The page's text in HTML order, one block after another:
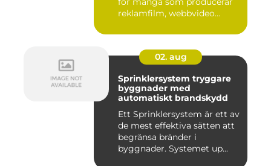
reklamfilm, webbvideo...
02. aug
Sprinklersystem tryggare
byggnader med
automatiskt brandskydd
Ett Sprinklersystem är ett av
de mest effektiva sätten att
begränsa bränder i
byggnader. Systemet up...